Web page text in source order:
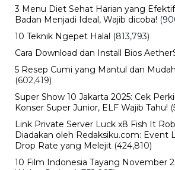
Internasional
Dorong Pelayanan kepada
Masyarakat
Kamis, 6 Agu 2026 - 21:17 WIB
Viral
Kecelakaan Bus ALS Tewaskan
Belasan Penumpang, Polisi Tetapkan
Dua Tersangka
Kamis, 6 Agu 2026 - 15:46 WIB
Sarwendah Disebut Setia Dampingi